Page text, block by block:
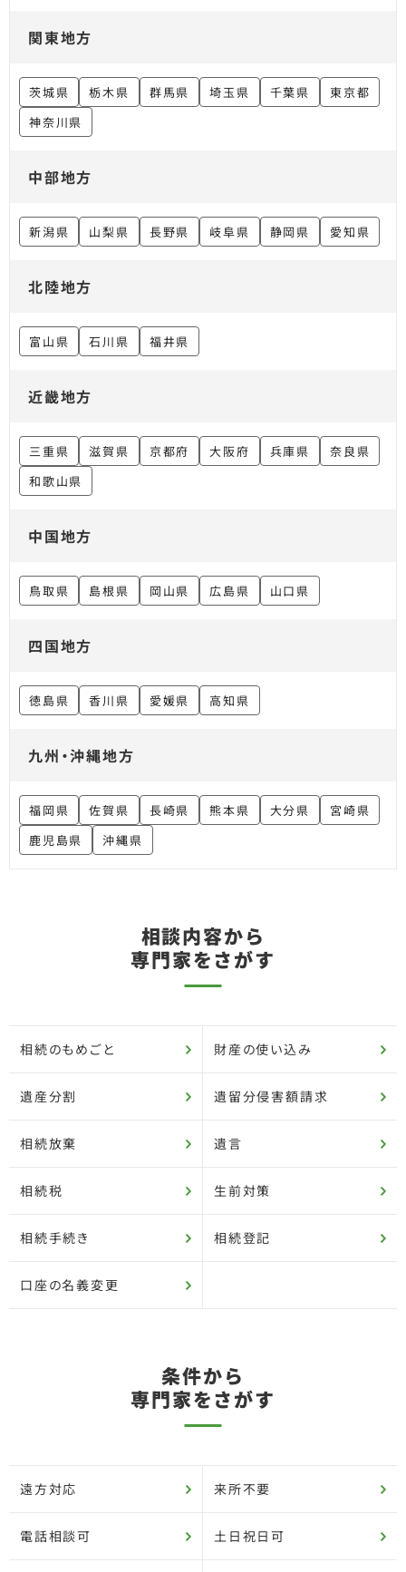
関東地方
茨城県 栃木県 群馬県 埼玉県 千葉県
東京都
神奈川県
中部地方
新潟県 山梨県 長野県 岐阜県 静岡県 愛知県
北陸地方
富山県 石川県 福井県
近畿地方
三重県 滋賀県 京都府 大阪府 兵庫県
奈良県
和歌山県
中国地方
鳥取県 島根県 岡山県 広島県 山口県
四国地方
徳島県 香川県 愛媛県 高知県
九州・沖縄地方
福岡県 佐賀県 長崎県 熊本県 大分県
宮崎県
鹿児島県
沖縄県
相談内容から
専門家をさがす
相続のもめごと 財産の使い込み
遺産分割 遺留分侵害額請求
相続放棄 遺言
相続税 生前対策
相続手続き 相続登記
口座の名義変更
条件から
専門家をさがす
遠方対応 来所不要
電話相談可 土日祝日可